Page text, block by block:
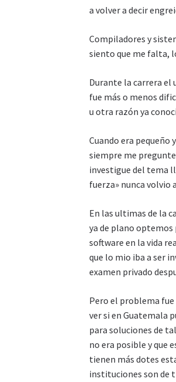
a volver a decir
Compiladores y
siento que me falta,
Durante la carrera el
fue más o menos
u otra razón ya
Cuando era pequeño
siempre me
investigue del tema
fuerza» nunca volvio
En las ultimas de la
ya de plano optemos
software en la vida
que lo mio iba a ser
examen privado
Pero el problema fue
ver si en Guatemala
para soluciones de
no era posible y que
tienen más dotes
instituciones son de